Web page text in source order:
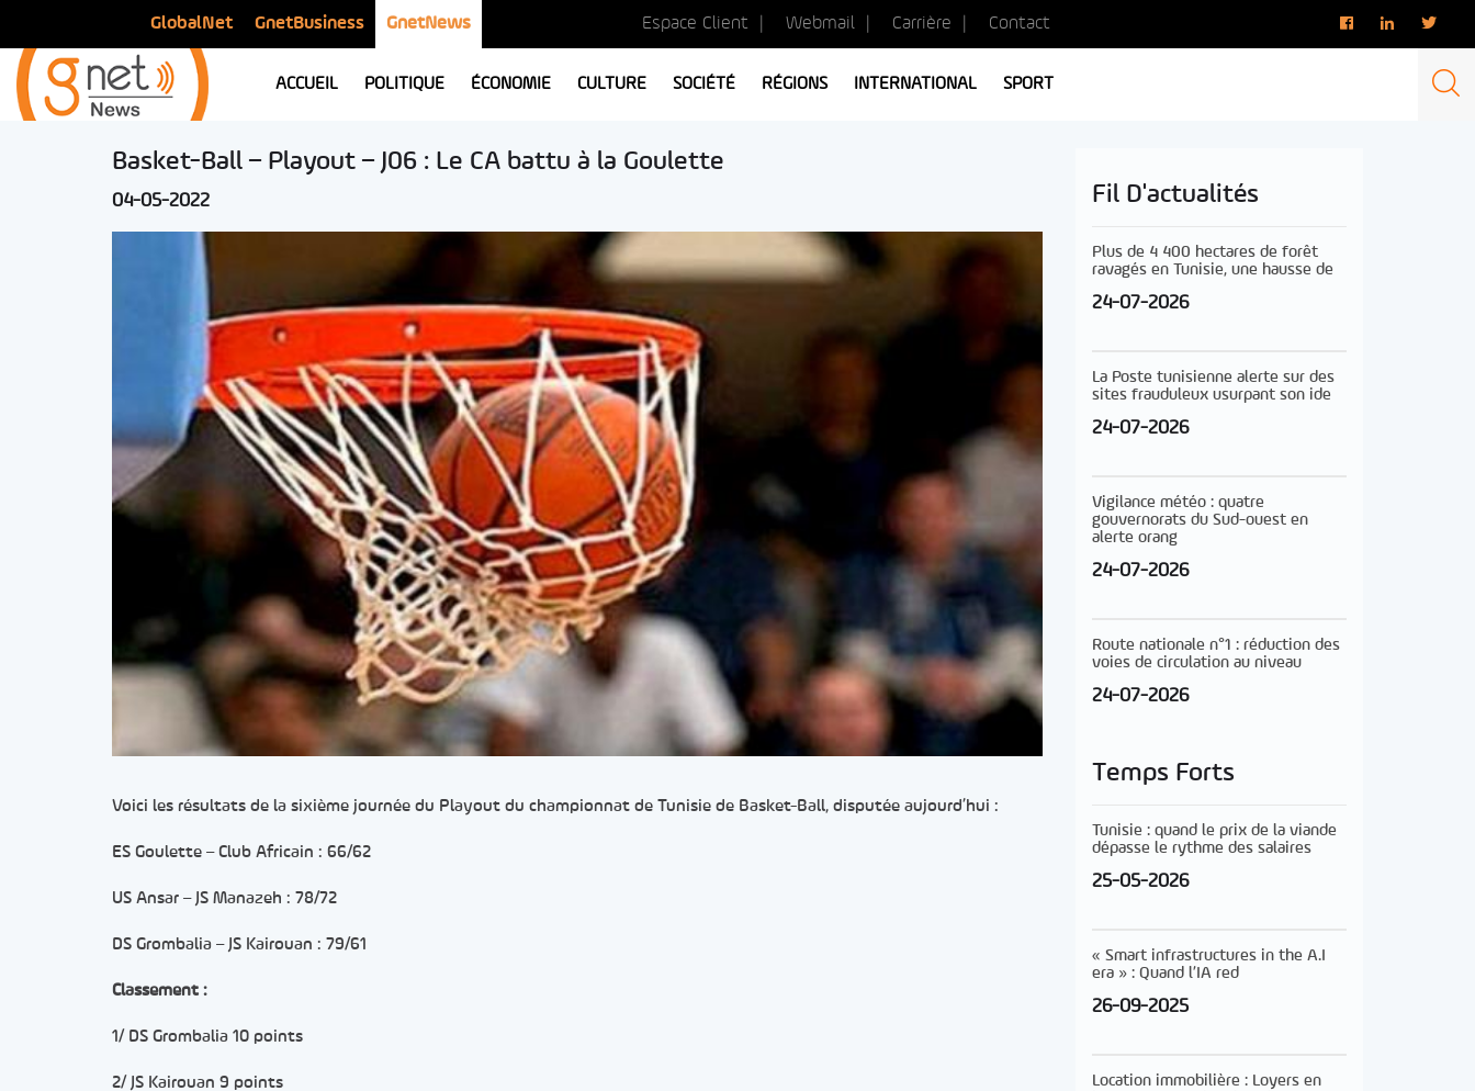
GlobalNet GnetBusiness GnetNews Espace Client Webmail Carrière Contact
ACCUEIL POLITIQUE ÉCONOMIE CULTURE SOCIÉTÉ RÉGIONS INTERNATIONAL SPORT
Basket-Ball – Playout – J06 : Le CA battu à la Goulette
04-05-2022
Voici les résultats de la sixième journée du Playout du championnat de Tunisie de Basket-Ball, disputée aujourd’hui :
ES Goulette – Club Africain : 66/62
US Ansar – JS Manazeh : 78/72
DS Grombalia – JS Kairouan : 79/61
Classement :
1/ DS Grombalia 10 points
2/ JS Kairouan 9 points
Fil D'actualités
Plus de 4 400 hectares de forêt
ravagés en Tunisie, une hausse de
24-07-2026
La Poste tunisienne alerte sur des
sites frauduleux usurpant son ide
24-07-2026
Vigilance météo : quatre
gouvernorats du Sud-ouest en
alerte orang
24-07-2026
Route nationale n°1 : réduction des
voies de circulation au niveau
24-07-2026
Temps Forts
Tunisie : quand le prix de la viande
dépasse le rythme des salaires
25-05-2026
« Smart infrastructures in the A.I
era » : Quand l’IA red
26-09-2025
Location immobilière : Loyers en